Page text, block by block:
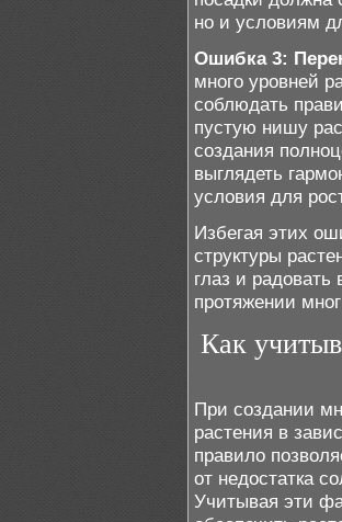
но и условиям
Ошибка 3:
много уровней
соблюдать
пустую нишу
создания
выглядеть
условия для
Избегая этих
структуры
глаз и радовать
протяжении
Как
При создании
растения в
правило
от недостатка
Учитывая эти